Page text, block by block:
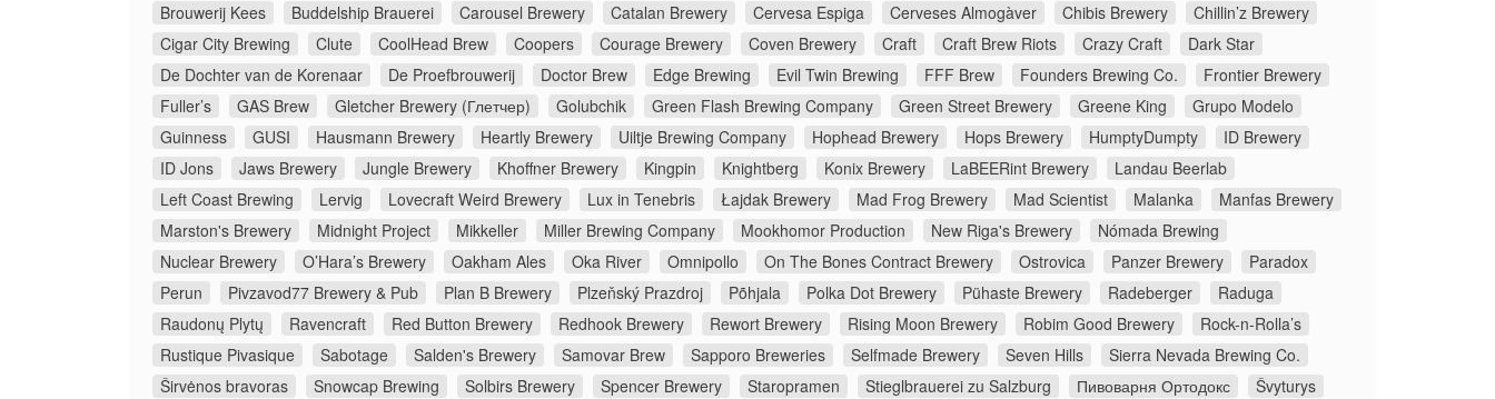
Brouwerij Kees
Buddelship Brauerei Carousel Brewery Catalan Brewery Cervesa Espiga Cerveses Almogàver Chibis Brewery
Chillin’z Brewery
Cigar City Brewing
Clute CoolHead Brew Coopers Courage Brewery Coven Brewery Craft Craft Brew Riots Crazy Craft
Dark Star
De Dochter van de Korenaar
De Proefbrouwerij Doctor Brew Edge Brewing Evil Twin Brewing FFF Brew Founders Brewing Co.
Frontier Brewery
Fuller’s
GAS Brew Gletcher Brewery (Глетчер) Golubchik Green Flash Brewing Company Green Street Brewery Greene King
Grupo Modelo
Guinness
GUSI Hausmann Brewery Heartly Brewery Uiltje Brewing Company Hophead Brewery Hops Brewery HumptyDumpty
ID Brewery
ID Jons
Jaws Brewery Jungle Brewery Khoffner Brewery Kingpin Knightberg Konix Brewery LaBEERint Brewery
Landau Beerlab
Left Coast Brewing
Lervig Lovecraft Weird Brewery Lux in Tenebris Łajdak Brewery Mad Frog Brewery Mad Scientist Malanka
Manfas Brewery
Marston's Brewery
Midnight Project Mikkeller Miller Brewing Company Mookhomor Production New Riga's Brewery
Nómada Brewing
Nuclear Brewery
O’Hara’s Brewery Oakham Ales Oka River Omnipollo On The Bones Contract Brewery Ostrovica Panzer Brewery
Paradox
Perun
Pivzavod77 Brewery & Pub Plan B Brewery Plzeňský Prazdroj Põhjala Polka Dot Brewery Pühaste Brewery Radeberger
Raduga
Raudonų Plytų
Ravencraft Red Button Brewery Redhook Brewery Rewort Brewery Rising Moon Brewery Robim Good Brewery
Rock-n-Rolla’s
Rustique Pivasique
Sabotage Salden's Brewery Samovar Brew Sapporo Breweries Selfmade Brewery Seven Hills
Sierra Nevada Brewing Co.
Širvėnos bravoras
Snowcap Brewing Solbirs Brewery Spencer Brewery Staropramen Stieglbrauerei zu Salzburg Пивоварня Ортодокс
Švyturys